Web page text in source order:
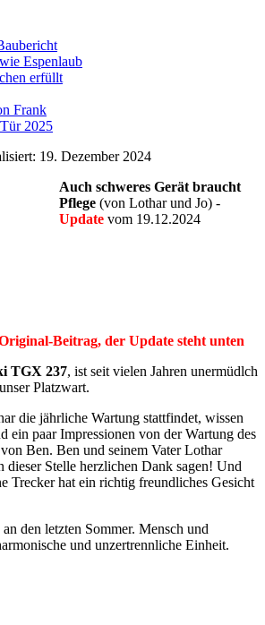
Espenlaub
erfüllt
Frank
2025
19. Dezember 2024
Auch schweres Gerät braucht
Pflege (von Lothar und Jo) -
Update vom 19.12.2024
Beitrag, der Update steht unten
TGX 237, ist seit vielen Jahren unermüdlch
Platzwart.
die jährliche Wartung stattfindet, wissen
ein paar Impressionen von der Wartung des
Ben. Ben und seinem Vater Lothar
dieser Stelle herzlichen Dank sagen! Und
Trecker hat ein richtig freundliches Gesicht
den letzten Sommer. Mensch und
und unzertrennliche Einheit.